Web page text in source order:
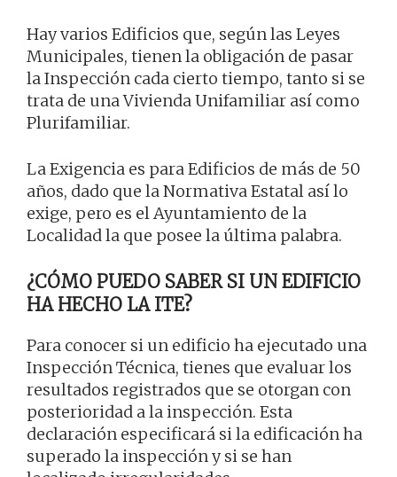
Hay varios Edificios que, según las Leyes
Municipales, tienen la obligación de pasar
la Inspección cada cierto tiempo, tanto si se
trata de una Vivienda Unifamiliar así como
Plurifamiliar.
La Exigencia es para Edificios de más de 50
años, dado que la Normativa Estatal así lo
exige, pero es el Ayuntamiento de la
Localidad la que posee la última palabra.
¿CÓMO PUEDO SABER SI UN EDIFICIO
HA HECHO LA ITE?
Para conocer si un edificio ha ejecutado una
Inspección Técnica, tienes que evaluar los
resultados registrados que se otorgan con
posterioridad a la inspección. Esta
declaración especificará si la edificación ha
superado la inspección y si se han